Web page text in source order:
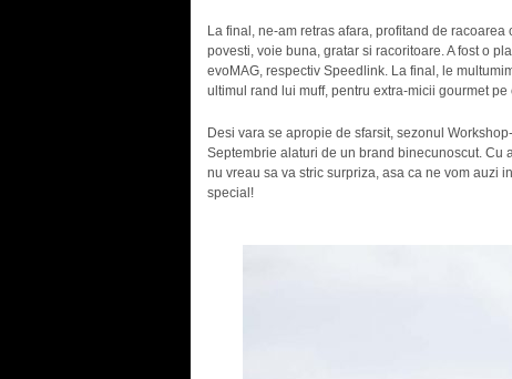
La final, ne-am retras afara, profitand de
povesti, voie buna, gratar si racoritoare. A fost o
evoMAG, respectiv Speedlink. La final, le
ultimul rand lui muff, pentru extra-micii gourmet
Desi vara se apropie de sfarsit, sezonul
Septembrie alaturi de un brand binecunoscut.
nu vreau sa va stric surpriza, asa ca ne vom auzi
special!